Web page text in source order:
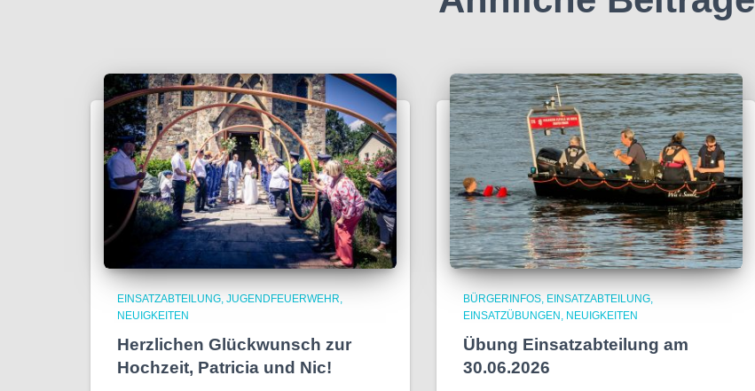
EINSATZABTEILUNG JUGENDFEUERWEHR
NEUIGKEITEN
Herzlichen Glückwunsch zur
Hochzeit, Patricia und Nic!
BÜRGERINFOS EINSATZABTEILUNG
EINSATZÜBUNGEN
NEUIGKEITEN
Übung Einsatzabteilung am
30.06.2026